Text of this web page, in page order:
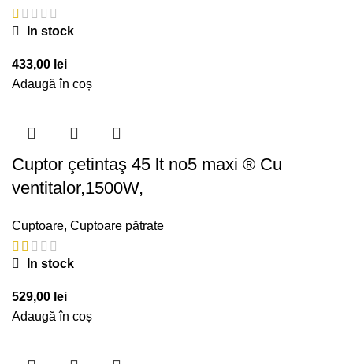
In stock
433,00 lei
Adaugă în coș
Cuptor çetintaş 45 lt no5 maxi ® Cu
ventitalor,1500W,
Cuptoare, Cuptoare pătrate
In stock
529,00 lei
Adaugă în coș